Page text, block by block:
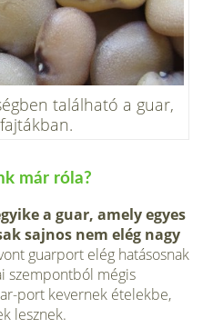
található a guar,
már róla?
a guar, amely egyes
sajnos nem elég nagy
guarport elég hatásosnak
szempontból mégis
port kevernek ételekbe,
lesznek.